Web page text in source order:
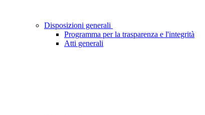
Disposizioni generali
Programma per la trasparenza e l'integrità
Atti generali